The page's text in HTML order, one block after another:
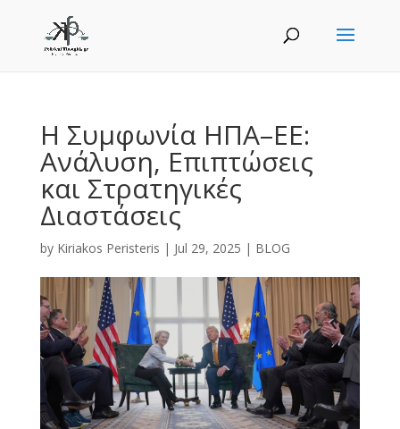
Η Συμφωνία ΗΠΑ–ΕΕ:
Ανάλυση, Επιπτώσεις
και Στρατηγικές
Διαστάσεις
by Kiriakos Peristeris | Jul 29, 2025 | BLOG